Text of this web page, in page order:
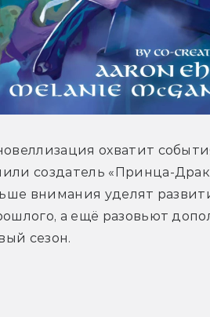
охватит
создатель «Принца-
внимания уделят
а ещё разовьют
сезон.